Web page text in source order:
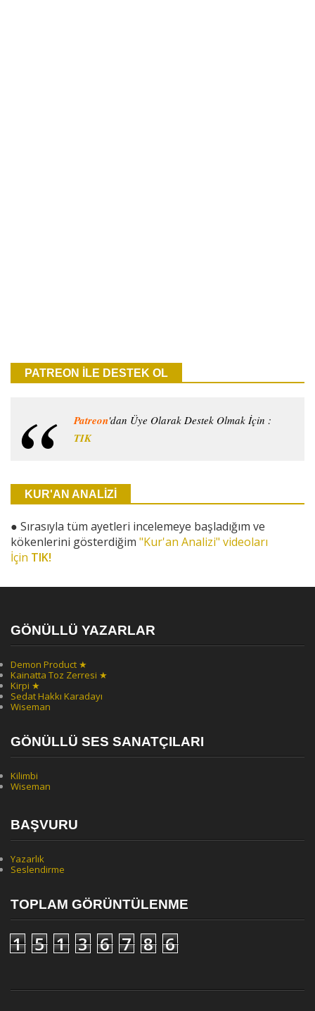
PATREON İLE DESTEK OL
Patreon'dan Üye Olarak Destek Olmak İçin :
TIK
KUR'AN ANALİZİ
● Sırasıyla tüm ayetleri incelemeye başladığım ve
kökenlerini gösterdiğim "Kur'an Analizi" videoları
İçin TIK!
GÖNÜLLÜ YAZARLAR
Demon Product ★
Kainatta Toz Zerresi ★
Kirpi ★
Sedat Hakkı Karadayı
Wiseman
GÖNÜLLÜ SES SANATÇILARI
Kilimbi
Wiseman
BAŞVURU
Yazarlık
Seslendirme
TOPLAM GÖRÜNTÜLENME
1 5 1 3 6 7 8 6